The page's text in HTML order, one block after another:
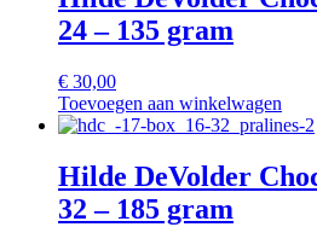
24 – 135 gram
€ 30,00
Toevoegen aan winkelwagen
Hilde DeVolder
32 – 185 gram